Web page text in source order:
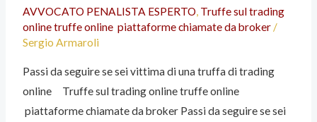
AVVOCATO PENALISTA ESPERTO, Truffe sul trading
online truffe online piattaforme chiamate da broker/
Sergio Armaroli
Passi da seguire se sei vittima di una truffa di trading
online Truffe sul trading online truffe online
piattaforme chiamate da broker Passi da seguire se sei
una
truffa
di
trading
online